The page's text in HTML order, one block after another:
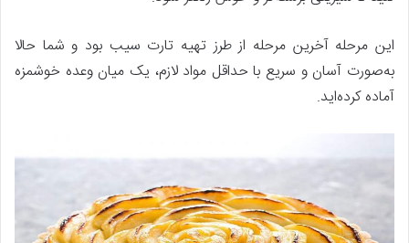
این مرحله آخرین مرحله از طرز تهیه تارت سیب بود و شما حالا
به‌صورت آسان و سریع با حداقل مواد لازم، یک میان وعده خوشمزه
آماده کرده‌اید.